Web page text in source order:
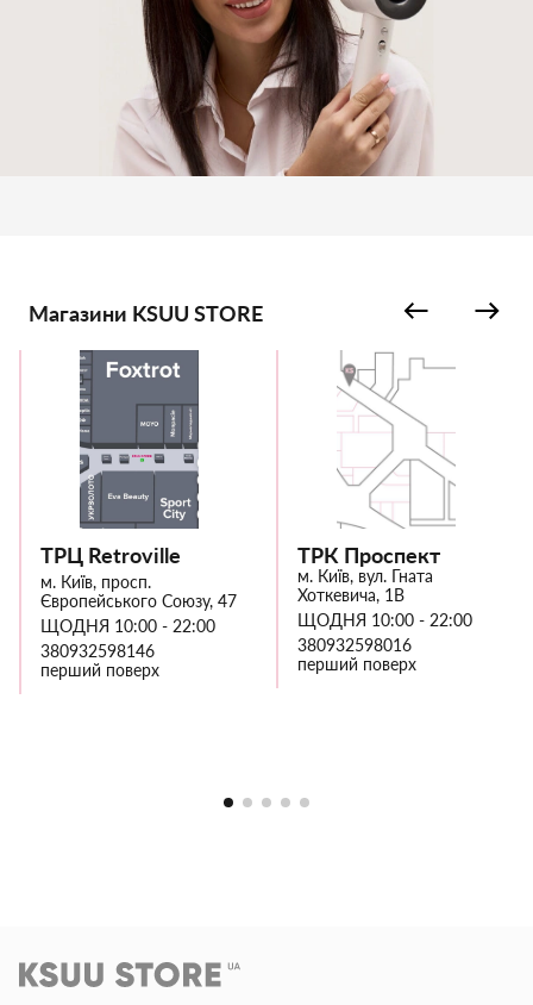
Магазини KSUU STORE
ТРЦ Retroville
м. Київ, просп.
Європейського Союзу, 47
ЩОДНЯ 10:00 - 22:00
380932598146
перший поверх
ТРК Проспект
м. Київ, вул. Гната
Хоткевича, 1В
ЩОДНЯ 10:00 - 22:00
380932598016
перший поверх